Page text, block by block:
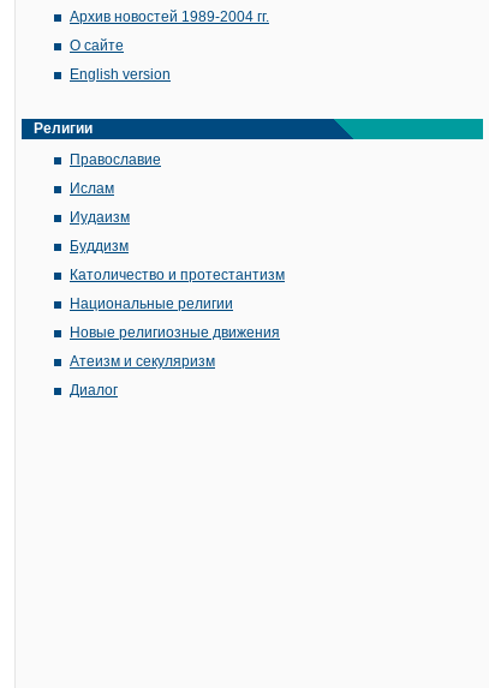
Архив новостей 1989-2004 гг.
О сайте
English version
Религии
Православие
Ислам
Иудаизм
Буддизм
Католичество и протестантизм
Национальные религии
Новые религиозные движения
Атеизм и секуляризм
Диалог